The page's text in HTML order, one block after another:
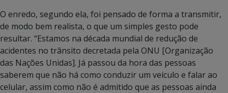
O enredo, segundo ela, foi pensado de forma a transmitir,
de modo bem realista, o que um simples gesto pode
resultar. “Estamos na década mundial de redução de
acidentes no trânsito decretada pela ONU [Organização
das Nações Unidas]. Já passou da hora das pessoas
saberem que não há como conduzir um veículo e falar ao
celular, assim como não é admitido que as pessoas ainda